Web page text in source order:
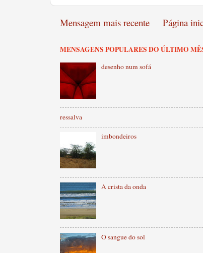
Mensagem mais recente Página
MENSAGENS POPULARES DO ÚLTIMO
desenho num sofá
ressalva
imbondeiros
A crista da onda
O sangue do sol